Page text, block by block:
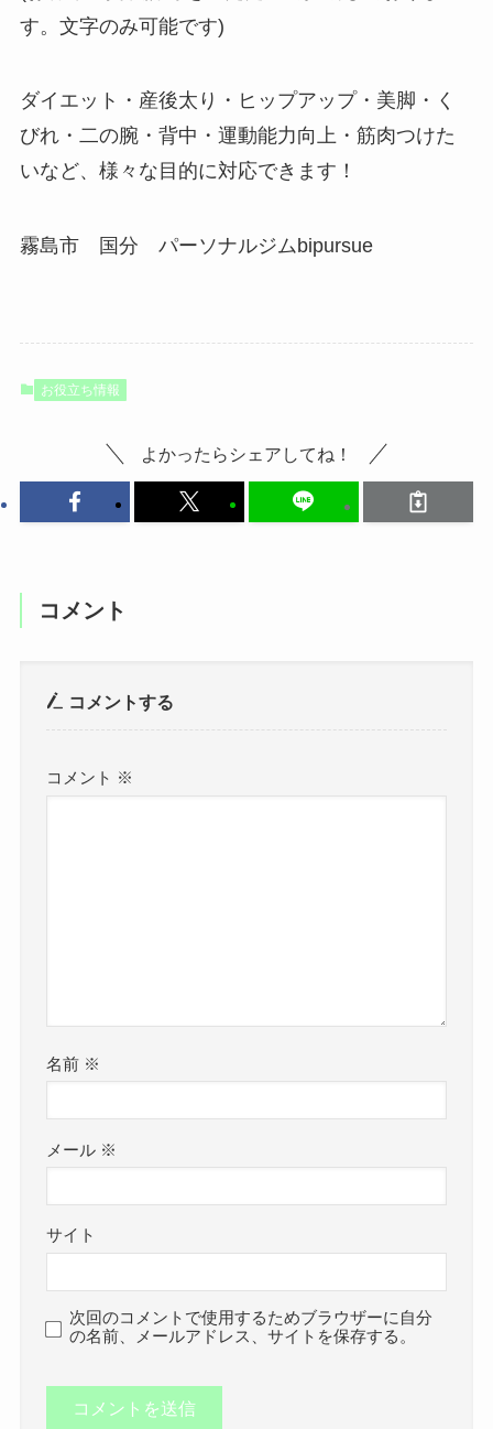
す。文字のみ可能です)
ダイエット・産後太り・ヒップアップ・美脚・く
びれ・二の腕・背中・運動能力向上・筋肉つけた
いなど、様々な目的に対応できます！
霧島市 国分 パーソナルジムbipursue
お役立ち情報
よかったらシェアしてね！
コメント
コメントする
コメント ※
名前 ※
メール ※
サイト
次回のコメントで使用するためブラウザーに自分
の名前、メールアドレス、サイトを保存する。